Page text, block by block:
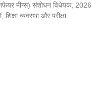
मीन्स) संशोधन विधेयक, 2026
शिक्षा व्यवस्था और परीक्षा